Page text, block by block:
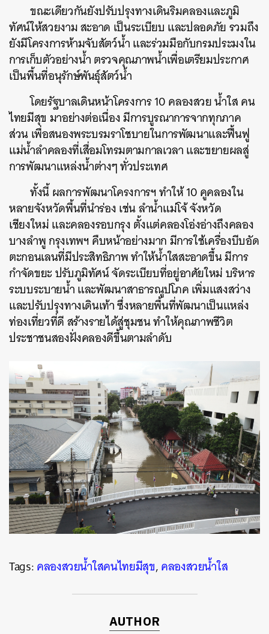
ขณะเดียวกันยังปรับปรุงทางเดินริมคลองและภูมิ
ทัศน์ให้สวยงาม สะอาด เป็นระเบียบ และปลอดภัย รวมถึง
ยังมีโครงการห้ามจับสัตว์น้ำ และร่วมมือกับกรมประมงใน
การเก็บตัวอย่างน้ำ ตรวจคุณภาพน้ำเพื่อเตรียมประกาศ
เป็นพื้นที่อนุรักษ์พันธุ์สัตว์น้ำ
โดยรัฐบาลเดินหน้าโครงการ 10 คลองสวย น้ำใส คน
ไทยมีสุข มาอย่างต่อเนื่อง มีการบูรณาการจากทุกภาค
ส่วน เพื่อสนองพระบรมราโชบายในการพัฒนาและฟื้นฟู
แม่น้ำลำคลองที่เสื่อมโทรมตามกาลเวลา และขยายผลสู่
การพัฒนาแหล่งน้ำต่างๆ ทั่วประเทศ
ทั้งนี้ ผลการพัฒนาโครงการฯ ทำให้ 10 คูคลองใน
หลายจังหวัดพื้นที่นำร่อง เช่น ลำน้ำแม่โจ้ จังหวัด
เชียงใหม่ และคลองรอบกรุง ตั้งแต่คลองโอ่งอ่างถึงคลอง
บางลำพู กรุงเทพฯ คืบหน้าอย่างมาก มีการใช้เครื่องบีบอัด
ตะกอนเลนที่มีประสิทธิภาพ ทำให้น้ำใสสะอาดขึ้น มีการ
กำจัดขยะ ปรับภูมิทัศน์ จัดระเบียบที่อยู่อาศัยใหม่ บริหาร
ระบบระบายน้ำ และพัฒนาสาธารณูปโภค เพิ่มแสงสว่าง
และปรับปรุงทางเดินเท้า ซึ่งหลายพื้นที่พัฒนาเป็นแหล่ง
ท่องเที่ยวที่ดี สร้างรายได้สู่ชุมชน ทำให้คุณภาพชีวิต
ประชาชนสองฝั่งคลองดีขึ้นตามลำดับ
Tags:คลองสวยน้ำใสคนไทยมีสุข,คลองสวยน้ำใส
AUTHOR
ค้นหา
SHARE TWEET LINE EMAIL